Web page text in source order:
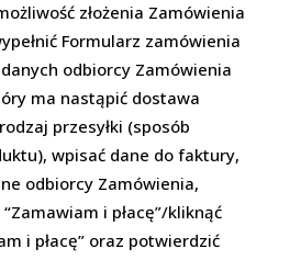
złożenia Zamówienia
Formularz zamówienia
odbiorcy Zamówienia
ma nastąpić dostawa
przesyłki (sposób
wpisać dane do faktury,
odbiorcy Zamówienia,
i płacę”/kliknąć
i płacę” oraz potwierdzić